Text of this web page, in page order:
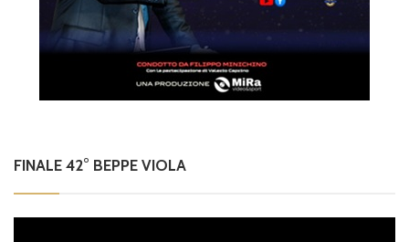
FINALE 42° BEPPE VIOLA